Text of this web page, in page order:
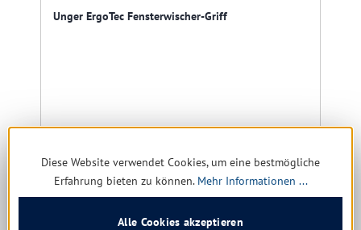
Unger ErgoTec Fensterwischer-Griff
Ab 10,51 € *
Diese Website verwendet Cookies, um eine bestmögliche
Erfahrung bieten zu können. Mehr Informationen ...
Alle Cookies akzeptieren